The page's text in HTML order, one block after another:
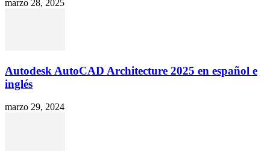
marzo 28, 2025
Autodesk AutoCAD Architecture 2025 en español e
inglés
marzo 29, 2024